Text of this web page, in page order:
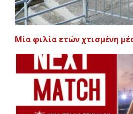
Μία φιλία ετών χτισμένη